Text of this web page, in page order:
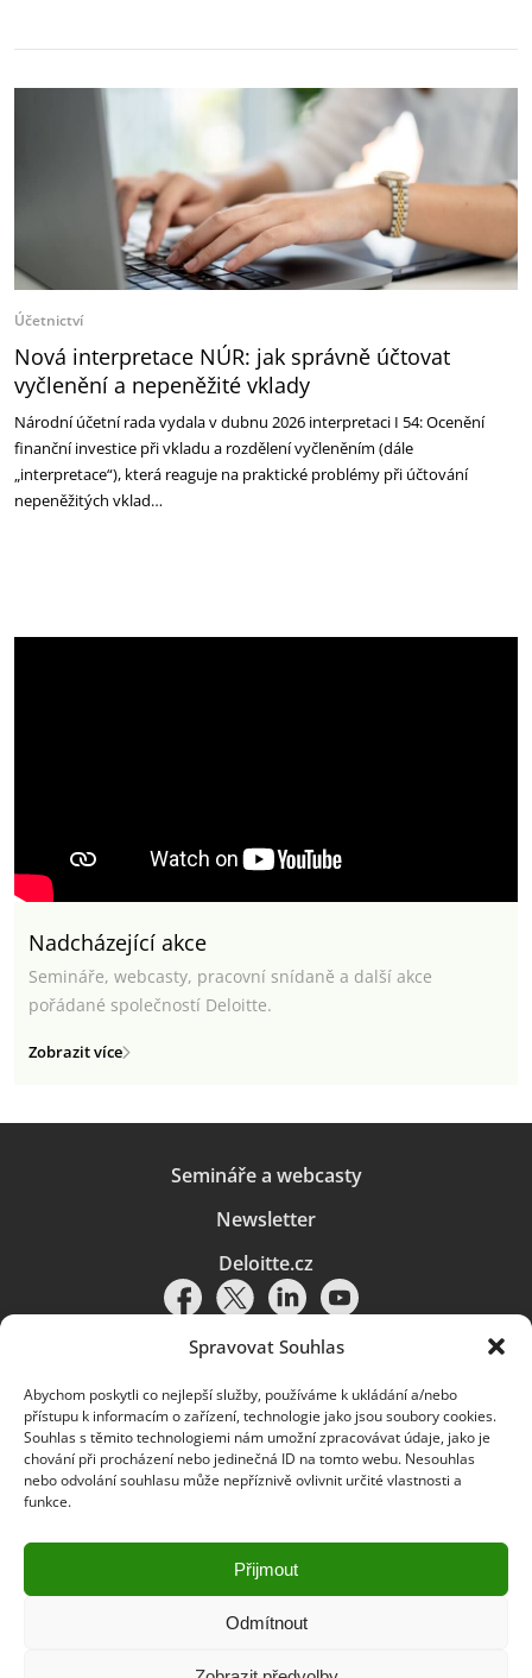
Spravovat Souhlas
Abychom poskytli co nejlepší služby, používáme k ukládání a/nebo
přístupu k informacím o zařízení, technologie jako jsou soubory cookies.
Souhlas s těmito technologiemi nám umožní zpracovávat údaje, jako je
chování při procházení nebo jedinečná ID na tomto webu. Nesouhlas
nebo odvolání souhlasu může nepříznivě ovlivnit určité vlastnosti a
funkce.
Přijmout
Odmítnout
Účetnictví
Nová interpretace NÚR: jak správně účtovat
vyčlenění a nepeněžité vklady
Národní účetní rada vydala v dubnu 2026 interpretaci I 54: Ocenění
finanční investice při vkladu a rozdělení vyčleněním (dále
„interpretace“), která reaguje na praktické problémy při účtování
nepeněžitých vklad…
Nadcházející akce
Semináře, webcasty, pracovní snídaně a další akce
pořádané společností Deloitte.
Zobrazit více
Semináře a webcasty
Newsletter
Deloitte.cz
Pravidla používání|Ochrana osobních údajů|Soubory cookies |
Deloitte.cz
© 2026. Více informací najdete vPravidlech používání.
Deloitte označuje jednu či více společností globální sítě členských
a přidružené subjekty (souhrnně „organizace Deloitte“). Společnost DTTL
(rovněž označovaná jako „Deloitte Global“) a každá z jejích členských
společností a jejich přidružených subjektů je samostatným a nezávislým
právním subjektem, který není oprávněn zavazovat nebo přijímat závazky
za jinou z těchto členských společností a jejich přidružených subjektů ve